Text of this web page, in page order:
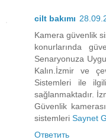
cilt bakımı
Kamera güvenlik
konurlarında
Senaryonuza
Kalın.İzmir ve
Sistemleri ile
sağlanmaktadır.
Güvenlik
sistemleri Saynet
Ответить